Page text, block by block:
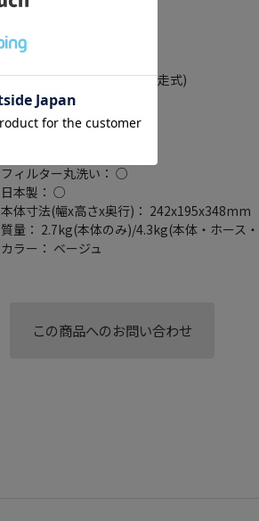
集じん方式： 紙パック
ヘッド種類： モーター式(自走式)
吸込仕事率： 580W
騒音値： 60～65dB
フィルター丸洗い： ○
日本製： ○
本体寸法(幅x高さx奥行)： 242x195x348mm
質量： 2.7kg(本体のみ)/4.3kg(本体・ホース
カラー： ベージュ
この商品へのお問い合わせ